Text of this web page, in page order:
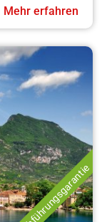
Mehr erfahren
Durchführungsgarantie